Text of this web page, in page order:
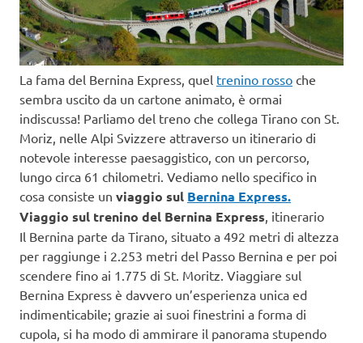
La fama del Bernina Express, quel trenino rosso che
sembra uscito da un cartone animato, è ormai
indiscussa! Parliamo del treno che collega Tirano con St.
Moriz, nelle Alpi Svizzere attraverso un itinerario di
notevole interesse paesaggistico, con un percorso,
lungo circa 61 chilometri. Vediamo nello specifico in
cosa consiste un viaggio sul Bernina Express.
Viaggio sul trenino del Bernina Express, itinerario
Il Bernina parte da Tirano, situato a 492 metri di altezza
per raggiunge i 2.253 metri del Passo Bernina e per poi
scendere fino ai 1.775 di St. Moritz. Viaggiare sul
Bernina Express è davvero un’esperienza unica ed
indimenticabile; grazie ai suoi finestrini a forma di
cupola, si ha modo di ammirare il panorama stupendo